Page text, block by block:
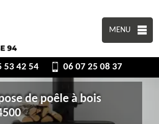
MENU
53 42 54 06 07 25 08 37
de poêle à bois